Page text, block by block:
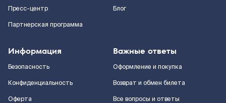
Пресс-центр
Партнерская программа
Блог
Информация
Безопасность
Конфиденциальность
Оферта
Важные ответы
Оформление и покупка
Возврат и обмен билета
Все вопросы и ответы